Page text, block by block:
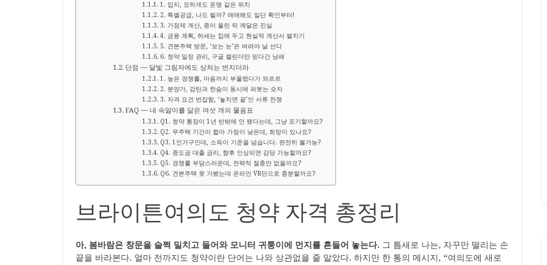
1. 입지, 묘하게도 운명 같은 위치
2. 특별공급, 나도 될까? 애매해도 일단 확인부터!
3. 가점제 계산, 종이 울린 뒤 깨달은 진실
4. 금융 계획, 허세는 집에 두고 현실적 계산서 펼치기
5. 견본주택 방문, ‘보는 눈’은 벼려야 날 선다
6. 청약 일정 관리, 구글 캘린더만 믿다간 낭패
단점 ― 달빛 그림자에도 상처는 번지더라
1. 높은 경쟁률, 마음까지 부풀렸다가 와르르
2. 분양가, 감탄과 한숨이 동시에 퍼붓는 숫자
3. 자격 요건 번잡함, ‘놓치면 끝’인 서류 전쟁
FAQ ― 내 속앓이를 닮은 여섯 개의 물음표
Q1. 청약 통장이 1년 반밖에 안 됐다는데, 그냥 포기할까요?
Q2. 무주택 기간이 짧아 가점이 낮은데, 희망이 있나요?
Q3. 1인가구인데, 소득이 기준을 넘습니다. 완전히 불가능?
Q4. 중도금 대출 금리, 향후 인상되면 감당 가능할까요?
Q5. 경쟁률 부담스러운데, 전략적 절충안 없을까요?
Q6. 견본주택 못 가봤는데 온라인 VR만으로 충분할까요?
브라이튼여의도 청약 자격 총정리
아, 봄바람은 창문을 슬쩍 밀치고 들어와 모니터 귀퉁이에 먼지를 흔들어 놓는다. 그 틈새로 나는, 자꾸만 떨리는 손
끝을 바라본다. 얼마 전까지도 청약이란 단어는 나와 상관없을 줄 알았다. 하지만 한 통의 메시지, “여의도에 새로